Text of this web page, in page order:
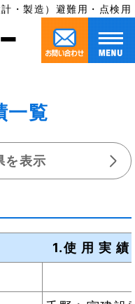
・製造）避難用・点検
一覧
を表示
1.使 用 実 績